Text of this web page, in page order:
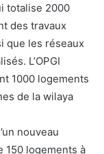
totalise 2000
des travaux
que les réseaux
L’OPGI
1000 logements
de la wilaya
nouveau
150 logements à